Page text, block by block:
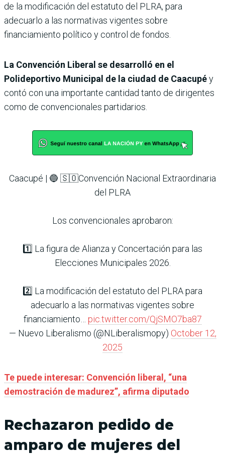
de la modificación del estatuto del PLRA, para
adecuarlo a las normativas vigentes sobre
financiamiento político y control de fondos.
La Convención Liberal se desarrolló en el
Polideportivo Municipal de la ciudad de Caacupéy
contó con una importante cantidad tanto de dirigentes
como de convencionales partidarios.
Caacupé | 🔵 🇸🇴Convención Nacional Extraordinaria
del PLRA
Los convencionales aprobaron:
1️⃣ La figura de Alianza y Concertación para las
Elecciones Municipales 2026.
2️⃣ La modificación del estatuto del PLRA para
adecuarlo a las normativas vigentes sobre
financiamiento… pic.twitter.com/QjSMO7ba87
— Nuevo Liberalismo (@NLiberalismopy) October 12,
2025
Te puede interesar: Convención liberal, “una
demostración de madurez”, afirma diputado
Rechazaron pedido de
amparo de mujeres del